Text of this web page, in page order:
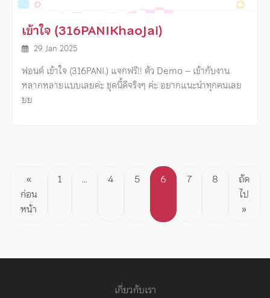
เข้าใจ (316PANIKhaoJai)
29 Jan 2025
ฟอนต์ เข้าใจ (316PANI.) แจกฟรี!! ตัว Demo – เข้ากับงาน
หลากหลายแบบเลยค่ะ ชุดนี้ดีจริงๆ ค่ะ อยากแนะนำทุกคนเลย
ยย
Posts
pagination
«
ก่อน
หน้า
1 … 4 5 6 7 8
ถัด
ไป
»
เกี่ยวกับเรา